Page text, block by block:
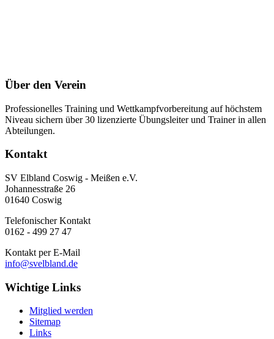
Über den Verein
Professionelles Training und Wettkampfvorbereitung auf höchstem
Niveau sichern über 30 lizenzierte Übungsleiter und Trainer in allen
Abteilungen.
Kontakt
SV Elbland Coswig - Meißen e.V.
Johannesstraße 26
01640 Coswig
Telefonischer Kontakt
0162 - 499 27 47
Kontakt per E-Mail
info@svelbland.de
Wichtige Links
Mitglied werden
Sitemap
Links